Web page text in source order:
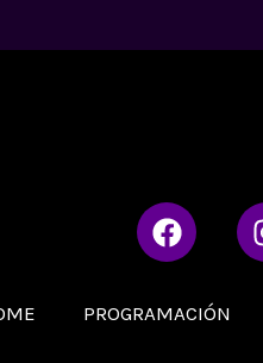
F
a
e
PROGRAMACIÓN